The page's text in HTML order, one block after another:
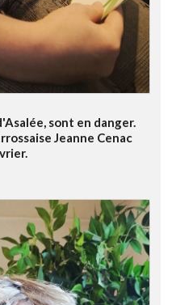
sont en danger.
Jeanne Cenac